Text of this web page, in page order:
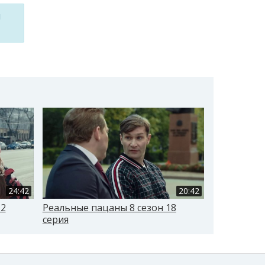
24:42 20:42
Реальные пацаны 8 сезон 18
серия